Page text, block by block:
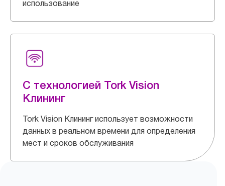
использование
С технологией Tork Vision
Клининг
Tork Vision Клининг использует возможности
данных в реальном времени для определения
мест и сроков обслуживания